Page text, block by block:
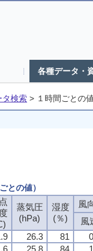
各種データ・
タ検索 > １時間ごとの
の値）
蒸気圧
(hPa)
湿度
(％)
風
風
26.3 81
25.8 84